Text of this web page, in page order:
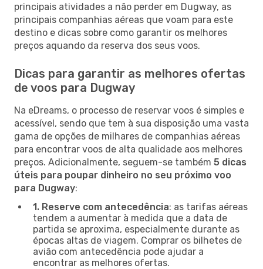
principais atividades a não perder em Dugway, as
principais companhias aéreas que voam para este
destino e dicas sobre como garantir os melhores
preços aquando da reserva dos seus voos.
Dicas para garantir as melhores ofertas
de voos para Dugway
Na eDreams, o processo de reservar voos é simples e
acessível, sendo que tem à sua disposição uma vasta
gama de opções de milhares de companhias aéreas
para encontrar voos de alta qualidade aos melhores
preços. Adicionalmente, seguem-se também 5 dicas
úteis para poupar dinheiro no seu próximo voo
para Dugway:
1. Reserve com antecedência: as tarifas aéreas
tendem a aumentar à medida que a data de
partida se aproxima, especialmente durante as
épocas altas de viagem. Comprar os bilhetes de
avião com antecedência pode ajudar a
encontrar as melhores ofertas.